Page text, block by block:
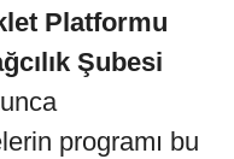
Platformu
Şubesi
programı bu